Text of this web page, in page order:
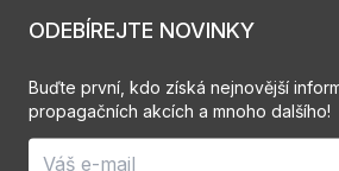
ODEBÍREJTE NOVINKY
Buďte první, kdo získá nejnovější
propagačních akcích a mnoho dalšího!